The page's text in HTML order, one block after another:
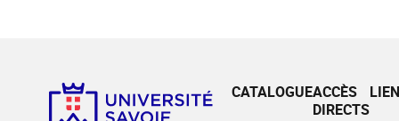
CATALOGUEACCÈS
DIRECTS